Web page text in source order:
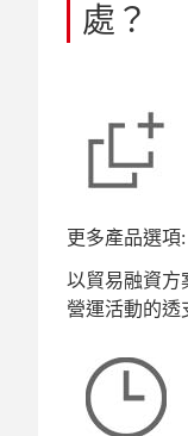
處？
更多產品選項:
以貿易融資方
營運活動的透